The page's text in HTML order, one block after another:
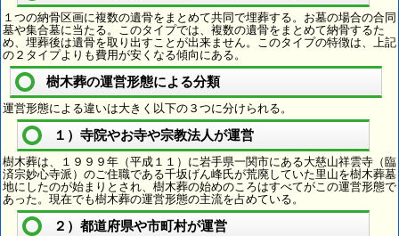
１つの納骨区画に複数の遺骨をまとめて共同で埋葬する。お墓の場合の合同
墓や集合墓に当たる。このタイプでは、複数の遺骨をまとめて納骨するた
め、埋葬後は遺骨を取り出すことが出来ません。このタイプの特徴は、上記
の２タイプよりも費用が安くなる傾向にある。
樹木葬の運営形態による分類
運営形態による違いは大きく以下の３つに分けられる。
１）寺院やお寺や宗教法人が運営
樹木葬は、１９９９年（平成１１）に岩手県一関市にある大慈山祥雲寺（臨
済宗妙心寺派）のご住職である千坂げん峰氏が荒廃していた里山を樹木葬墓
地にしたのが始まりとされ、樹木葬の始めのころはすべてがこの運営形態で
あった。現在でも樹木葬の運営形態の主流を占めている。
２）都道府県や市町村が運営